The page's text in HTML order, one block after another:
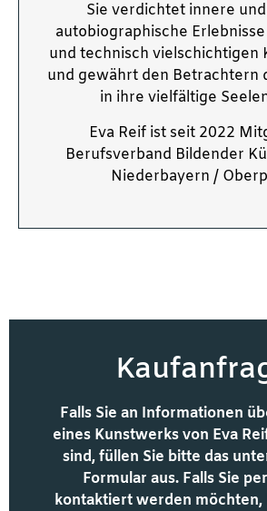
Sie verdichtet innere
autobiographische
und technisch vielschichtigen
und gewährt den Betrachtern
in ihre vielfältige
Eva Reif ist seit 2022
Berufsverband Bildender
Niederbayern /
Falls Sie an Informationen
eines Kunstwerks von Eva
sind, füllen Sie bitte das
Formular aus. Falls Sie
kontaktiert werden möchten,